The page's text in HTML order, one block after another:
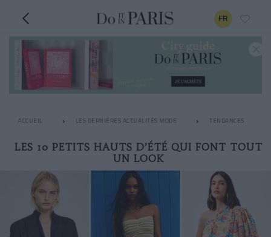
FR
ACCUEIL LES DERNIÈRES ACTUALITÉS MODE TENDANCES
LES 10 PETITS HAUTS D’ÉTÉ QUI FONT TOUT
UN LOOK